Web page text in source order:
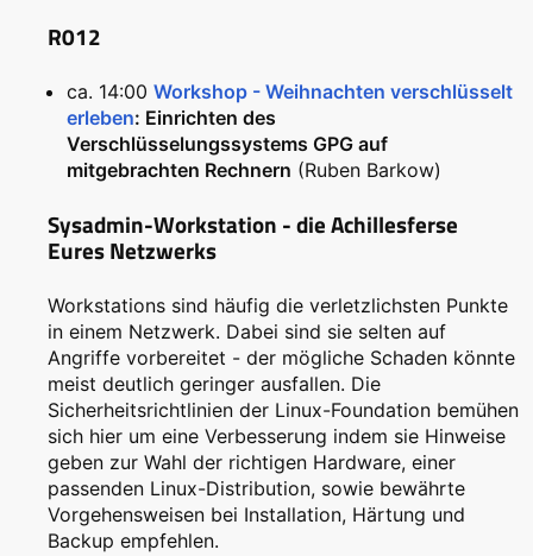
R012
ca. 14:00 Workshop - Weihnachten verschlüsselt
erleben: Einrichten des
Verschlüsselungssystems GPG auf
mitgebrachten Rechnern (Ruben Barkow)
Sysadmin-Workstation - die Achillesferse
Eures Netzwerks
Workstations sind häufig die verletzlichsten Punkte
in einem Netzwerk. Dabei sind sie selten auf
Angriffe vorbereitet - der mögliche Schaden könnte
meist deutlich geringer ausfallen. Die
Sicherheitsrichtlinien der Linux-Foundation bemühen
sich hier um eine Verbesserung indem sie Hinweise
geben zur Wahl der richtigen Hardware, einer
passenden Linux-Distribution, sowie bewährte
Vorgehensweisen bei Installation, Härtung und
Backup empfehlen.